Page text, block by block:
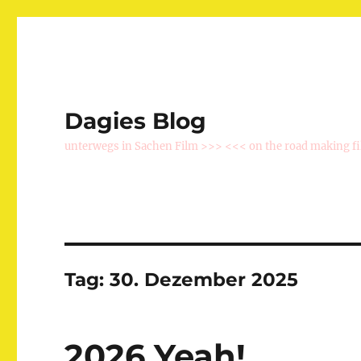
Dagies Blog
unterwegs in Sachen Film >>> <<< on the road making
Tag:30. Dezember 2025